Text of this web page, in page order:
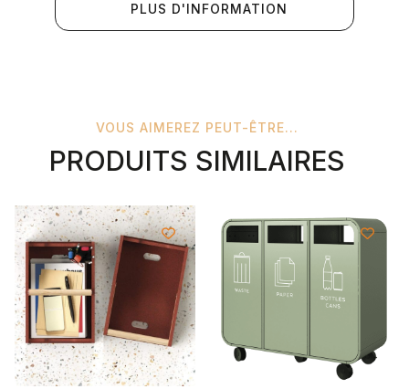
PLUS D'INFORMATION
VOUS AIMEREZ PEUT-ÊTRE...
PRODUITS SIMILAIRES